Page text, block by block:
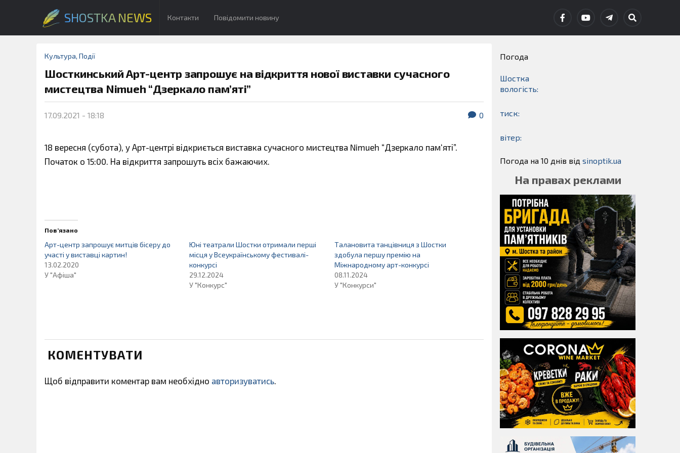
SHOSTKA NEWS Контакти Повідомити новину
Культура, Події
Шосткинський Арт-центр запрошує на відкриття нової виставки сучасного
мистецтва Nimueh “Дзеркало пам’яті”
17.09.2021 - 18:18 0
18 вересня (субота), у Арт-центрі відкриється виставка сучасного мистецтва Nimueh “Дзеркало пам‘яті”.
Початок о 15:00. На відкриття запрошуть всіх бажаючих.
Пов’язано
Арт-центр запрошує митців бісеру до
участі у виставці картин!
13.02.2020
У "Афіша"
Юні театрали Шостки отримали перші
місця у Всеукраїнському фестивалі-
конкурсі
29.12.2024
У "Конкурс"
Талановита танцівниця з Шостки
здобула першу премію на
Міжнародному арт-конкурсі
08.11.2024
У "Конкурси"
КОМЕНТУВАТИ
Щоб відправити коментар вам необхідно авторизуватись.
Погода
Шостка
вологість:
тиск:
вітер:
Погода на 10 днів від sinoptik.ua
На правах реклами